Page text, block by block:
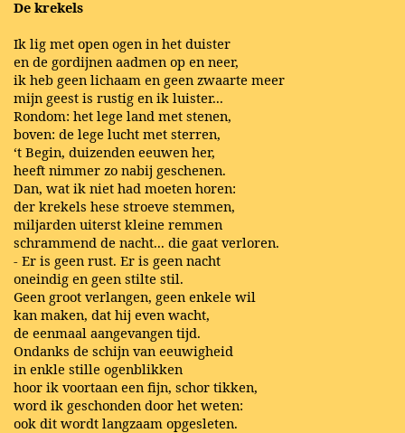
De krekels
Ik lig met open ogen in het duister
en de gordijnen aadmen op en neer,
ik heb geen lichaam en geen zwaarte meer
mijn geest is rustig en ik luister...
Rondom: het lege land met stenen,
boven: de lege lucht met sterren,
‘t Begin, duizenden eeuwen her,
heeft nimmer zo nabij geschenen.
Dan, wat ik niet had moeten horen:
der krekels hese stroeve stemmen,
miljarden uiterst kleine remmen
schrammend de nacht... die gaat verloren.
- Er is geen rust. Er is geen nacht
oneindig en geen stilte stil.
Geen groot verlangen, geen enkele wil
kan maken, dat hij even wacht,
de eenmaal aangevangen tijd.
Ondanks de schijn van eeuwigheid
in enkle stille ogenblikken
hoor ik voortaan een fijn, schor tikken,
word ik geschonden door het weten:
ook dit wordt langzaam opgesleten.